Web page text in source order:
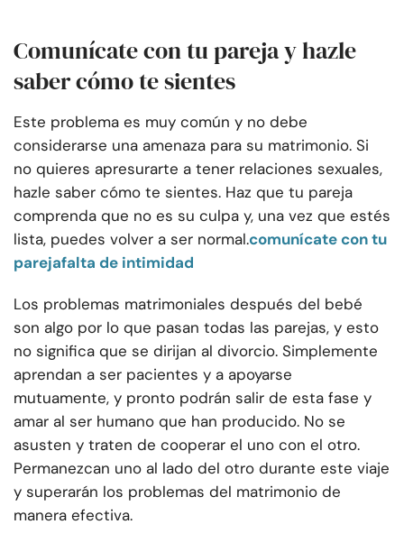
Comunícate con tu pareja y hazle
saber cómo te sientes
Este problema es muy común y no debe
considerarse una amenaza para su matrimonio. Si
no quieres apresurarte a tener relaciones sexuales,
hazle saber cómo te sientes. Haz que tu pareja
comprenda que no es su culpa y, una vez que estés
lista, puedes volver a ser normal.comunícate con tu
parejafalta de intimidad
Los problemas matrimoniales después del bebé
son algo por lo que pasan todas las parejas, y esto
no significa que se dirijan al divorcio. Simplemente
aprendan a ser pacientes y a apoyarse
mutuamente, y pronto podrán salir de esta fase y
amar al ser humano que han producido. No se
asusten y traten de cooperar el uno con el otro.
Permanezcan uno al lado del otro durante este viaje
y superarán los problemas del matrimonio de
manera efectiva.